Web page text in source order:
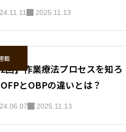
2025.11.13
載
回】作業療法プロセスを知ろ
とOBPの違いとは？
2025.11.13